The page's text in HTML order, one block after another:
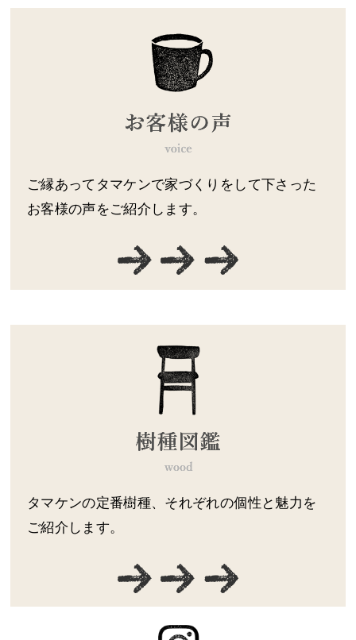
ご縁あってタマケンで家づくりをして下さった
お客様の声をご紹介します。
タマケンの定番樹種、それぞれの個性と魅力を
ご紹介します。